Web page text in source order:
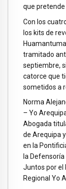
que pretende
Con los
los kits de
tramitado
septiembre,
catorce que
sometidos a
Norma
– Yo
Abogada
de Arequipa
en la
la
Juntos por el
Regional Yo